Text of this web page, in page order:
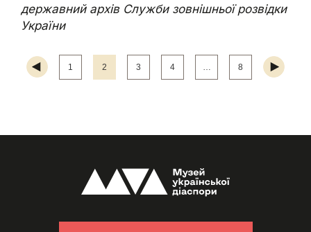
державний архів Служби зовнішньої розвідки
України
1 2 3 4 … 8